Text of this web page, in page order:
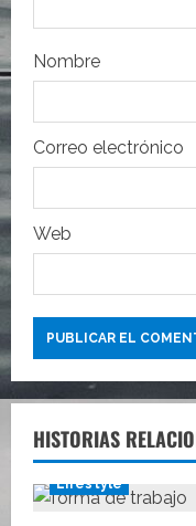
t
r
a
d
a
s
Nombre
Correo electrónico
Web
HISTORIAS
Lifestyle